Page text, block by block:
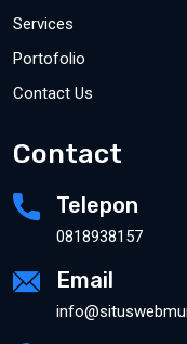
Services
Portofolio
Contact Us
Contact
Telepon
0818938157
Email